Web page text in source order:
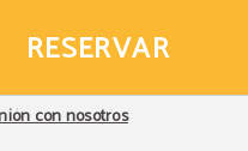
RESERVAR
con nosotros